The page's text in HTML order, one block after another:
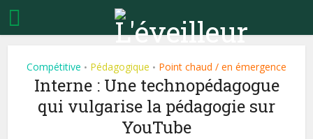
Compétitive • Pédagogique • Point chaud / en émergence
Interne : Une technopédagogue
qui vulgarise la pédagogie sur
YouTube